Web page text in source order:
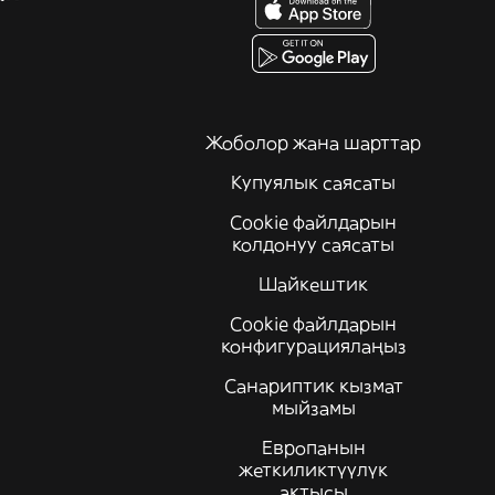
Жоболор жана шарттар
Купуялык саясаты
Cookie файлдарын
колдонуу саясаты
Шайкештик
Cookie файлдарын
конфигурациялаңыз
Санариптик кызмат
мыйзамы
Европанын
жеткиликтүүлүк